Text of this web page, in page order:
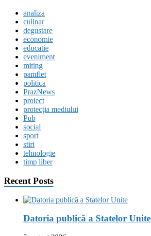
analiza
culinar
degustare
economie
educatie
eveniment
miting
pamflet
politica
PrazNews
proiect
protecția mediului
Pub
social
sport
stiri
tehnologie
timp liber
Recent Posts
Datoria publică a Statelor Unite